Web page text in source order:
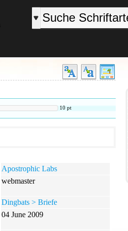
10 pt
Apostrophic Labs
webmaster
Dingbats > Briefe
04 June 2009